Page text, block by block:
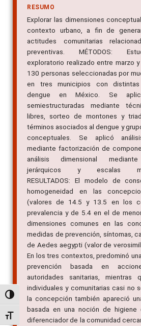
Alternar alto contraste
Alternar tamanho da fonte
Explorar las dimensiones
contexto urbano, a fin de
actitudes comunitarias
preventivas. MÉTODOS:
exploratorio realizado entre marzo
130 personas seleccionadas por
en tres municipios con
dengue en México. Se
semiestructuradas mediante
libres, sorteo de montones y
términos asociados al dengue y
conceptuales. Se aplicó
mediante factorización de
análisis dimensional mediante
jerárquicos y escalas
RESULTADOS: El modelo de
homogeneidad en las
(valores de 14.5 y 13.5 en los
prevalencia y de 5.4 en el de
dimensiones comunes en las
medidas de prevención, síntomas,
de Aedes aegypti (valor de
En los tres contextos, predominó
prevención basada en
autoridades sanitarias, mientras
individuales y comunitarias casi no
la concepción también apareció
basada en una noción de higiene
diferenciador de la comunidad
personas y comunidades externas